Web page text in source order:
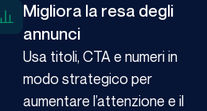
Migliora la resa degli
annunci
Usa titoli, CTA e numeri in
modo strategico per
aumentare l’attenzione e il